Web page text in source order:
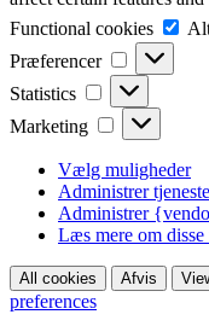
Functional cookies
Præferencer
Statistics Statistics
Marketing Marketing
Vælg muligheder
Administrer
Administrer
Læs mere om disse
All cookies Afvis
preferences